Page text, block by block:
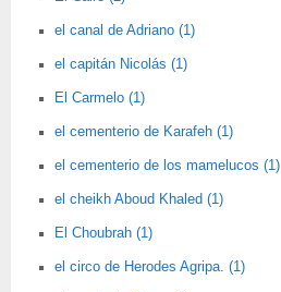
el canal de Adriano (1)
el capitán Nicolás (1)
El Carmelo (1)
el cementerio de Karafeh (1)
el cementerio de los mamelucos (1)
el cheikh Aboud Khaled (1)
El Choubrah (1)
el circo de Herodes Agripa. (1)